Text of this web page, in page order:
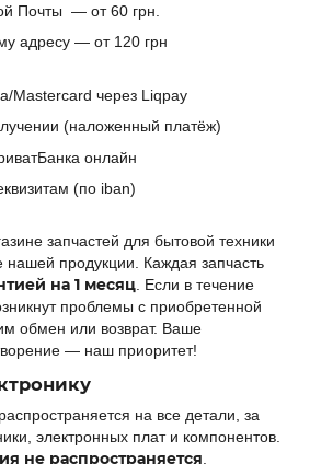
Почты — от 60 грн.
адресу — от 120 грн
Mastercard через Liqpay
(наложенный платёж)
онлайн
(по iban)
запчастей для бытовой техники
нашей продукции. Каждая запчасть
на 1 месяц. Если в течение
проблемы с приобретенной
обмен или возврат. Ваше
— наш приоритет!
на все детали, за
электронных плат и компонентов.
не распространяется